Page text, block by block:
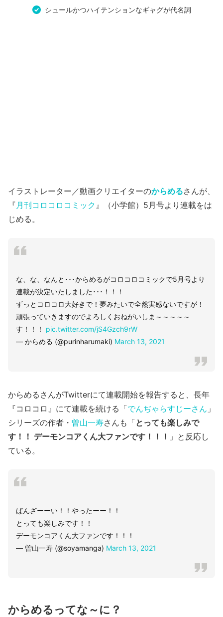
シュールかつハイテンションなギャグが代名詞
イラストレーター／動画クリエイターのからめるさんが、
『 月刊コロコロコミック 』（小学館）5月号より連載をは
じめる。
な、な、なんと･･･からめるがコロコロコミックで5月号より
連載が決定いたしました･･･！！！
ずっとコロコロ大好きで！夢みたいで全然実感ないですが！
頑張っていきますのでよろしくおねがいしま～～～～～
す！！！ pic.twitter.com/jS4Gzch9rW
— からめる (@purinharumaki) March 13, 2021
からめるさんがTwitterにて連載開始を報告すると、長年
『コロコロ』にて連載を続ける「でんぢゃらすじーさん 」
シリーズの作者・ 曽山一寿さんも「とっても楽しみで
す！！ デーモンコアくん大ファンです！！！ 」と反応し
ている。
ばんざーーい！！やったーー！！
とっても楽しみです！！
デーモンコアくん大ファンです！！！
— 曽山一寿 (@soyamanga) March 13, 2021
からめるってな～に？